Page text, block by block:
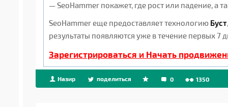
— SeoHammer покажет, где рост или падение, а
SeoHammer еще предоставляет технологию Буст
результаты появляются уже в течение первых 7
Зарегистрироваться и Начать
Назир поделиться 0 1350